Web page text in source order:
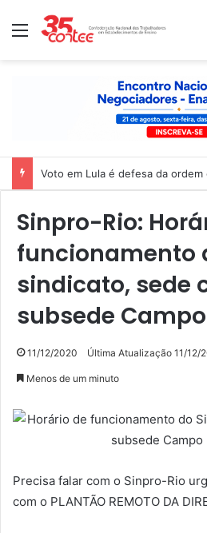
Menu
Voto em Lula é defesa da ordem
Sinpro-Rio:
funcionamento
sindicato, sede
subsede
11/12/2020 Última Atualização 11/12/
Menos de um minuto
Precisa falar com o Sinpro-Rio
com o PLANTÃO REMOTO DA